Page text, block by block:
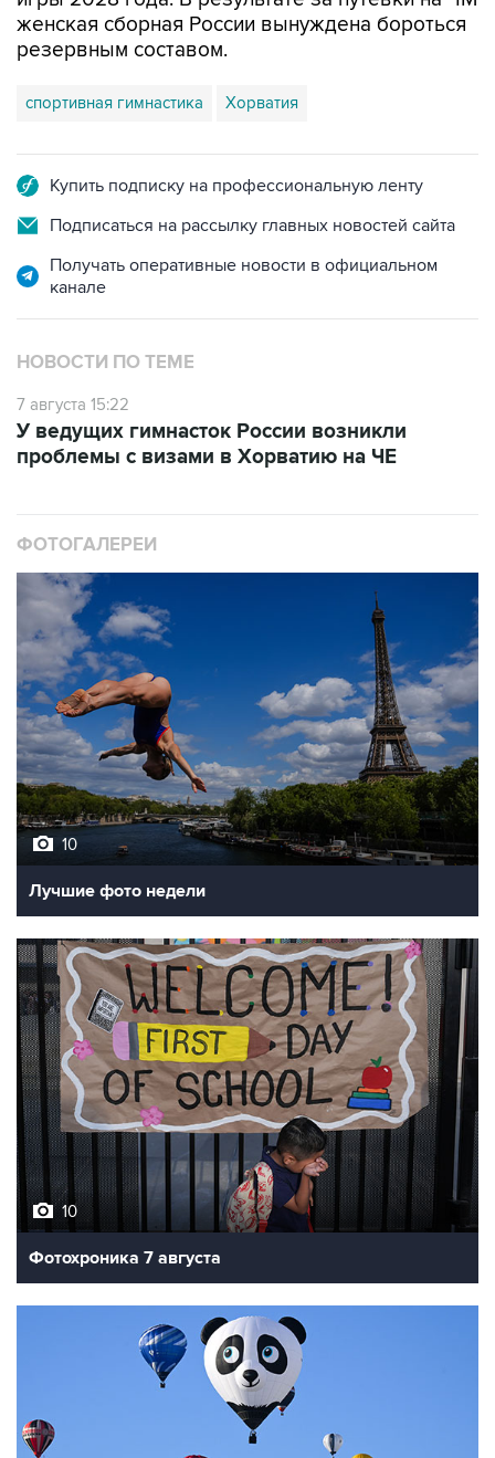
женская сборная России вынуждена бороться
резервным составом.
спортивная гимнастика Хорватия
Купить подписку на профессиональную ленту
Подписаться на рассылку главных новостей сайта
Получать оперативные новости в официальном
канале
НОВОСТИ ПО ТЕМЕ
7 августа 15:22
У ведущих гимнасток России возникли
проблемы с визами в Хорватию на ЧЕ
ФОТОГАЛЕРЕИ
10
Лучшие фото недели
10
Фотохроника 7 августа